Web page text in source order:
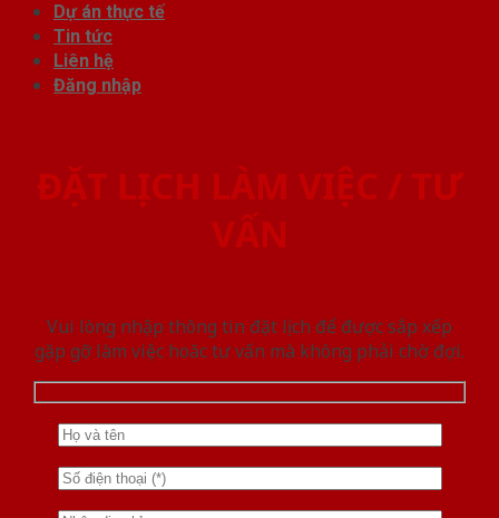
Dự án thực tế
Tin tức
Liên hệ
Đăng nhập
ĐẶT LỊCH LÀM VIỆC / TƯ
VẤN
Vui lòng nhập thông tin đặt lịch để được sắp xếp
gặp gỡ làm việc hoăc tư vấn mà không phải chờ đợi.